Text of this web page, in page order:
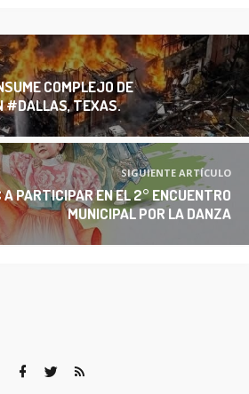
COMPLEJO DE
#DALLAS, TEXAS.
SIGUIENTE ARTÍCULO
PARTICIPAR EN EL 2° ENCUENTRO
MUNICIPAL POR LA DANZA